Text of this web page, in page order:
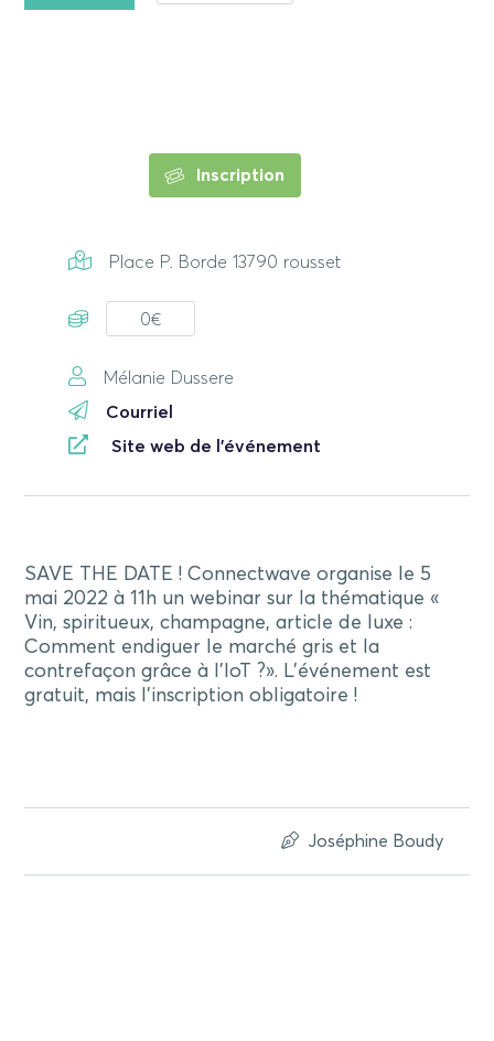
Inscription
Place P. Borde 13790 rousset
0€
Mélanie Dussere
Courriel
Site web de l'événement
SAVE THE DATE ! Connectwave organise le 5
mai 2022 à 11h un webinar sur la thématique «
Vin, spiritueux, champagne, article de luxe :
Comment endiguer le marché gris et la
contrefaçon grâce à l’IoT ?». L’événement est
gratuit, mais l’inscription obligatoire !
Joséphine Boudy